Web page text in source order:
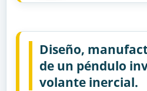
Diseño,
de un péndulo
volante inercial.